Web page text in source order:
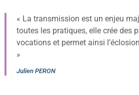
« La transmission est un enjeu
toutes les pratiques, elle crée des
vocations et permet ainsi
»
Julien PERON